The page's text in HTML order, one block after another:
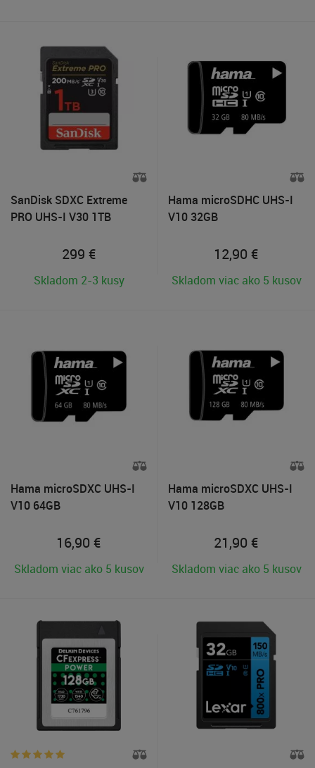
SanDisk SDXC Extreme
PRO UHS-I V30 1TB
299 €
Skladom 2-3 kusy
Hama microSDHC UHS-I
V10 32GB
12,90 €
Skladom viac ako 5 kusov
Hama microSDXC UHS-I
V10 64GB
16,90 €
Skladom viac ako 5 kusov
Hama microSDXC UHS-I
V10 128GB
21,90 €
Skladom viac ako 5 kusov